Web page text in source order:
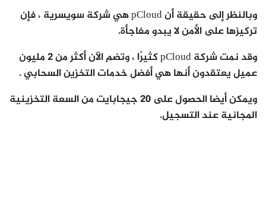
وبالنظر إلى حقيقة أن pCloud هي شركة سويسرية ، فإن
تركيزها على الأمن لا يبدو مفاجأة.
وقد نمت شركة pCloud كثيرًا ، وتضم الآن أكثر من 2 مليون
عميل يعتقدون أنها هي أفضل خدمات التخزين السحابي .
ويمكن أيضا الحصول على 20 جيجابايت من السعة التخزينية
المجانية عند التسجيل.